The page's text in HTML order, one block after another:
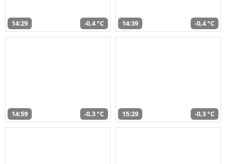
14:29 -0,4 °C 14:39 -0,4 °C
14:59 -0,3 °C 15:29 -0,3 °C